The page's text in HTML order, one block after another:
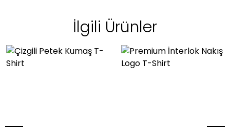
İlgili Ürünler